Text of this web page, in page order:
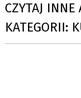
CZYTAJ
KATEGORII: